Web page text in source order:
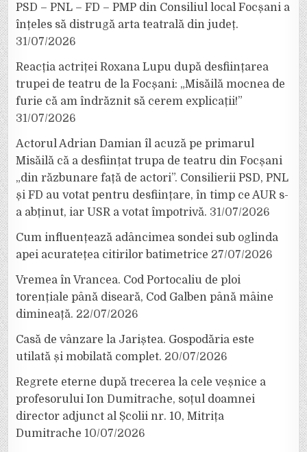
PSD – PNL – FD – PMP din Consiliul local Focșani a
înțeles să distrugă arta teatrală din județ.
31/07/2026
Reacția actriței Roxana Lupu după desființarea
trupei de teatru de la Focșani: „Misăilă mocnea de
furie că am îndrăznit să cerem explicații!”
31/07/2026
Actorul Adrian Damian îl acuză pe primarul
Misăilă că a desființat trupa de teatru din Focșani
„din răzbunare față de actori”. Consilierii PSD, PNL
și FD au votat pentru desființare, în timp ce AUR s-
a abținut, iar USR a votat împotrivă. 31/07/2026
Cum influențează adâncimea sondei sub oglinda
apei acuratețea citirilor batimetrice 27/07/2026
Vremea în Vrancea. Cod Portocaliu de ploi
torențiale până diseară, Cod Galben până mâine
dimineață. 22/07/2026
Casă de vânzare la Jariștea. Gospodăria este
utilată și mobilată complet. 20/07/2026
Regrete eterne după trecerea la cele veșnice a
profesorului Ion Dumitrache, soțul doamnei
director adjunct al Școlii nr. 10, Mitrița
Dumitrache 10/07/2026